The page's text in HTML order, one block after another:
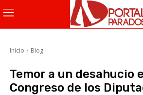
Inicio Blog
Temor a un desahucio
Congreso de los